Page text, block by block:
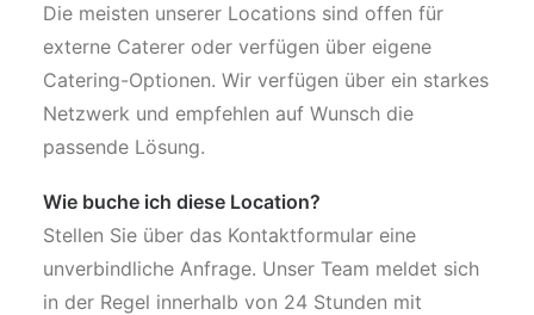
Die meisten unserer Locations sind offen für
externe Caterer oder verfügen über eigene
Catering-Optionen. Wir verfügen über ein starkes
Netzwerk und empfehlen auf Wunsch die
passende Lösung.
Wie buche ich diese Location?
Stellen Sie über das Kontaktformular eine
unverbindliche Anfrage. Unser Team meldet sich
in der Regel innerhalb von 24 Stunden mit